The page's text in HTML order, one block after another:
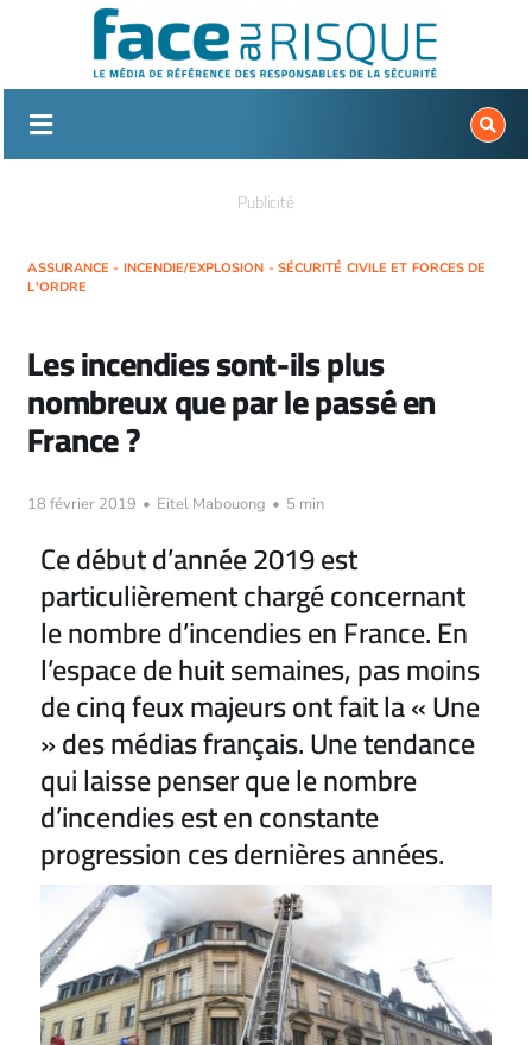
Publicité
ASSURANCE - INCENDIE/EXPLOSION - SÉCURITÉ CIVILE ET FORCES DE
L'ORDRE
Les incendies sont-ils plus
nombreux que par le passé en
France ?
18 février 2019 • Eitel Mabouong • 5 min
Ce début d’année 2019 est
particulièrement chargé concernant
le nombre d’incendies en France. En
l’espace de huit semaines, pas moins
de cinq feux majeurs ont fait la « Une
» des médias français. Une tendance
qui laisse penser que le nombre
d’incendies est en constante
progression ces dernières années.